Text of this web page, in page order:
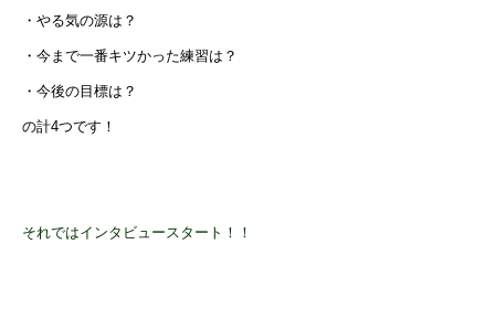
・やる気の源は？
・今まで一番キツかった練習は？
・今後の目標は？
の計4つです！
それではインタビュースタート！！